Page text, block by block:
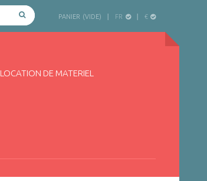
€
FR
PANIER (VIDE)
LOCATION DE MATERIEL